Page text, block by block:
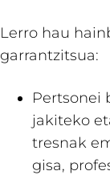
Lerro hau
garrantzitsua:
Pertsonei
jakiteko
tresnak
gisa,